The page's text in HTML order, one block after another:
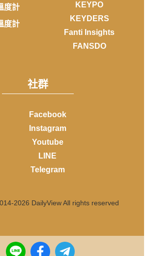
度計
度計
KEYPO
KEYDERS
Fanti Insights
FANSDO
社群
Facebook
Instagram
Youtube
LINE
Telegram
2026 DailyView All rights reserved